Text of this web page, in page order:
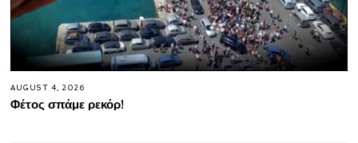
AUGUST 4, 2026
Φέτος σπάμε ρεκόρ!